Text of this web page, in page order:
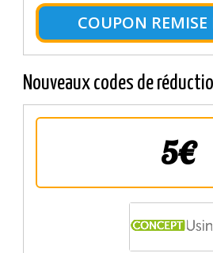
COUPON
Nouveaux codes de
5€